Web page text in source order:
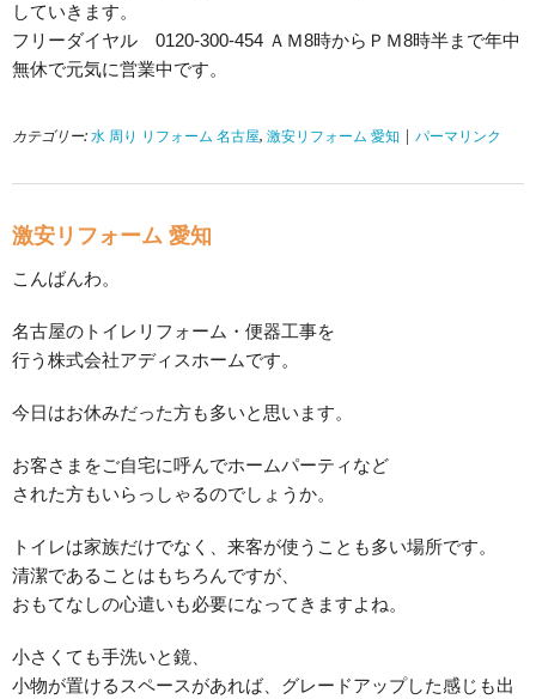
していきます。
フリーダイヤル 0120-300-454 ＡＭ8時からＰＭ8時半まで年中
無休で元気に営業中です。
カテゴリー: 水 周り リフォーム 名古屋, 激安リフォーム 愛知 パーマリンク
激安リフォーム 愛知
こんばんわ。
名古屋のトイレリフォーム・便器工事を
行う株式会社アディスホームです。
今日はお休みだった方も多いと思います。
お客さまをご自宅に呼んでホームパーティなど
された方もいらっしゃるのでしょうか。
トイレは家族だけでなく、来客が使うことも多い場所です。
清潔であることはもちろんですが、
おもてなしの心遣いも必要になってきますよね。
小さくても手洗いと鏡、
小物が置けるスペースがあれば、グレードアップした感じも出